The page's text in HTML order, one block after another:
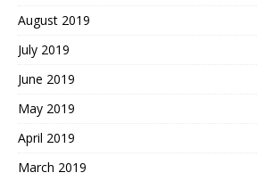
August 2019
July 2019
June 2019
May 2019
April 2019
March 2019